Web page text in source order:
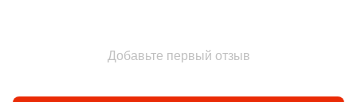
Добавьте первый отзыв